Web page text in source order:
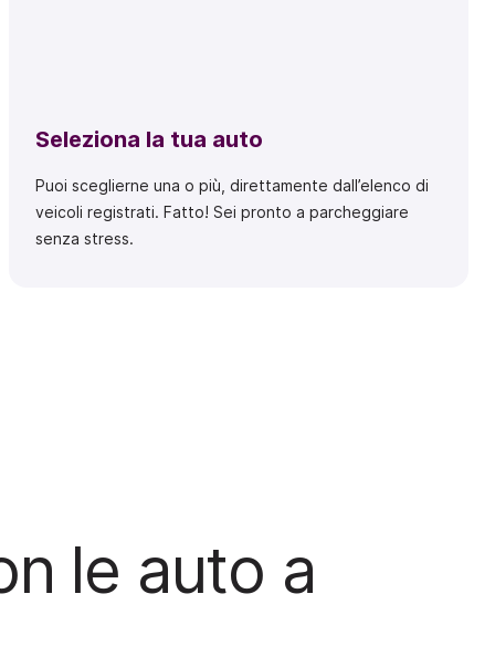
Seleziona la tua auto
Puoi sceglierne una o più, direttamente dall’elenco di
veicoli registrati. Fatto! Sei pronto a parcheggiare
senza stress.
le auto a